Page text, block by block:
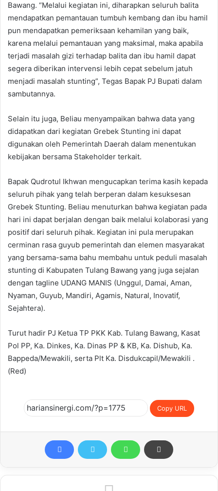
Bawang. “Melalui kegiatan ini, diharapkan seluruh balita
mendapatkan pemantauan tumbuh kembang dan ibu hamil
pun mendapatkan pemeriksaan kehamilan yang baik,
karena melalui pemantauan yang maksimal, maka apabila
terjadi masalah gizi terhadap balita dan ibu hamil dapat
segera diberikan intervensi lebih cepat sebelum jatuh
menjadi masalah stunting”, Tegas Bapak PJ Bupati dalam
sambutannya.
Selain itu juga, Beliau menyampaikan bahwa data yang
didapatkan dari kegiatan Grebek Stunting ini dapat
digunakan oleh Pemerintah Daerah dalam menentukan
kebijakan bersama Stakeholder terkait.
Bapak Qudrotul Ikhwan mengucapkan terima kasih kepada
seluruh pihak yang telah berperan dalam kesuksesan
Grebek Stunting. Beliau menuturkan bahwa kegiatan pada
hari ini dapat berjalan dengan baik melalui kolaborasi yang
positif dari seluruh pihak. Kegiatan ini pula merupakan
cerminan rasa guyub pemerintah dan elemen masyarakat
yang bersama-sama bahu membahu untuk peduli masalah
stunting di Kabupaten Tulang Bawang yang juga sejalan
dengan tagline UDANG MANIS (Unggul, Damai, Aman,
Nyaman, Guyub, Mandiri, Agamis, Natural, Inovatif,
Sejahtera).
Turut hadir PJ Ketua TP PKK Kab. Tulang Bawang, Kasat
Pol PP, Ka. Dinkes, Ka. Dinas PP & KB, Ka. Dishub, Ka.
Bappeda/Mewakili, serta Plt Ka. Disdukcapil/Mewakili .
(Red)
Copy URL